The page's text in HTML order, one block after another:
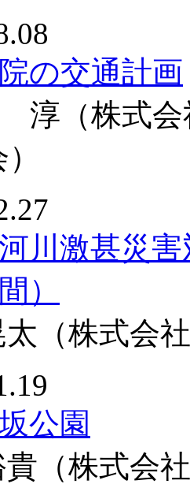
の交通計画
淳 （株式
川激甚災
）
（株式会
公園
貴 （株式会